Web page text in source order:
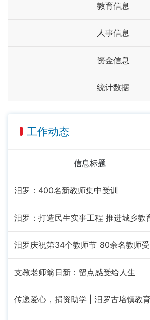
教育信息
人事信息
资金信息
统计数据
工作动态
信息标题
汨罗：400名新教师集中受训
支教老师翁日新：留点感受给人生